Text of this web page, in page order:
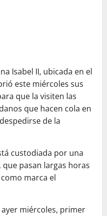
Isabel II, ubicada en el
este miércoles sus
que la visiten las
que hacen cola en
de la
custodiada por una
pasan largas horas
marca el
miércoles, primer